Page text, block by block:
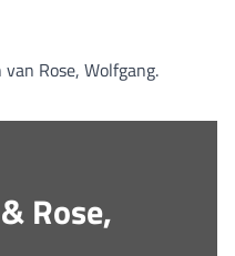
Rose, Wolfgang.
Rose,